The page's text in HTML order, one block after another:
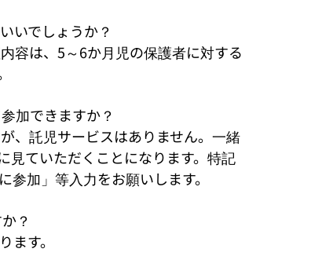
いでしょうか？
容は、5～6か月児の保護者に対する
加できますか？
、託児サービスはありません。一緒
見ていただくことになります。特記
加」等入力をお願いします。
？
ます。